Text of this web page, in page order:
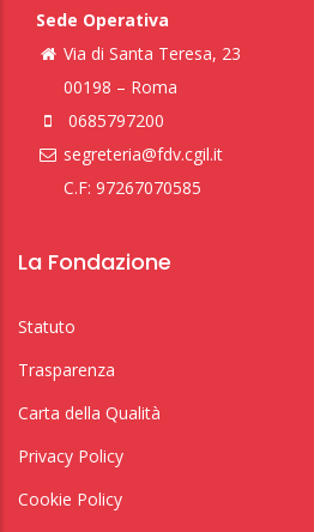
Sede Operativa
Via di Santa Teresa, 23
00198 – Roma
0685797200
segreteria@fdv.cgil.it
C.F: 97267070585
La Fondazione
Statuto
Trasparenza
Carta della Qualità
Privacy Policy
Cookie Policy